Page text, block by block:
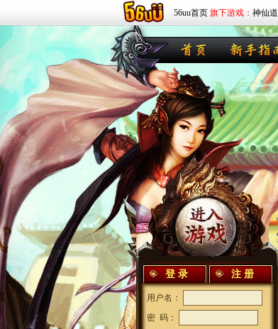
56uu首页 旗下游戏： 神仙道
坛交流
登 录 注 册
用户名：
密 码：